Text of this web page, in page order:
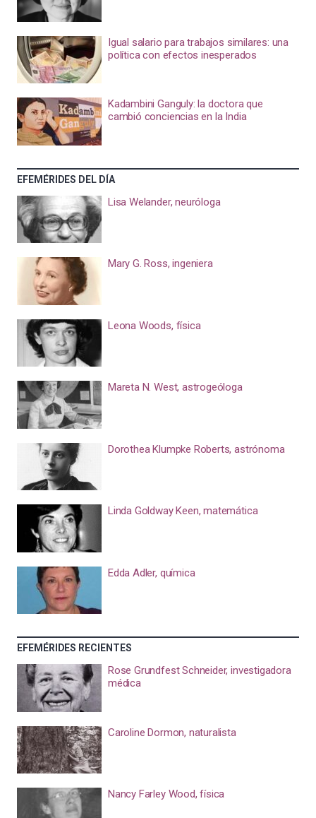
Igual salario para trabajos similares: una
política con efectos inesperados
Kadambini Ganguly: la doctora que
cambió conciencias en la India
EFEMÉRIDES DEL DÍA
Lisa Welander, neuróloga
Mary G. Ross, ingeniera
Leona Woods, física
Mareta N. West, astrogeóloga
Dorothea Klumpke Roberts, astrónoma
Linda Goldway Keen, matemática
Edda Adler, química
EFEMÉRIDES RECIENTES
Rose Grundfest Schneider, investigadora
médica
Caroline Dormon, naturalista
Nancy Farley Wood, física